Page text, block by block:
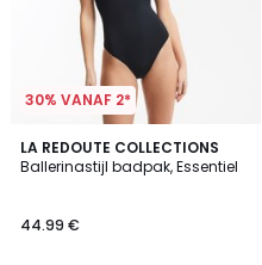
30% VANAF 2*
LA REDOUTE COLLECTIONS
Ballerinastijl badpak, Essentiel
44.99 €
4
/